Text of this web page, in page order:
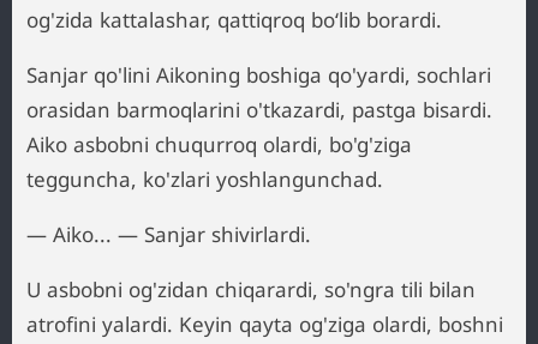
og'zida kattalashar, qattiqroq bo‘lib borardi.
Sanjar qo'lini Aikoning boshiga qo'yardi, sochlari
orasidan barmoqlarini o'tkazardi, pastga bisardi.
Aiko asbobni chuqurroq olardi, bo'g'ziga
tegguncha, ko'zlari yoshlangunchad.
— Aiko... — Sanjar shivirlardi.
U asbobni og'zidan chiqarardi, so'ngra tili bilan
atrofini yalardi. Keyin qayta og'ziga olardi, boshni